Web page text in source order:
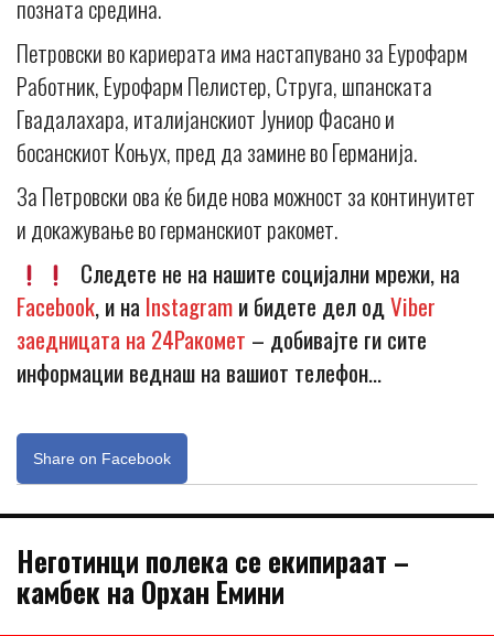
позната средина.
Петровски во кариерата има настапувано за Еурофарм
Работник, Еурофарм Пелистер, Струга, шпанската
Гвадалахара, италијанскиот Јуниор Фасано и
босанскиот Коњух, пред да замине во Германија.
За Петровски ова ќе биде нова можност за континуитет
и докажување во германскиот ракомет.
Следете не на нашите социјални мрежи, на
Facebook, и наInstagramи бидете дел одViber
заедницата на 24Ракомет – добивајте ги сите
информации веднаш на вашиот телефон…
Share on Facebook
Неготинци полека се екипираат –
камбек на Орхан Емини